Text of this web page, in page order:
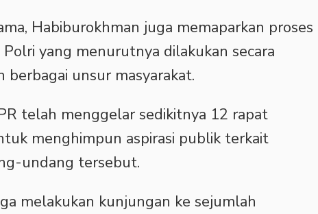
Habiburokhman juga memaparkan proses
yang menurutnya dilakukan secara
unsur masyarakat.
telah menggelar sedikitnya 12 rapat
menghimpun aspirasi publik terkait
undang tersebut.
melakukan kunjungan ke sejumlah